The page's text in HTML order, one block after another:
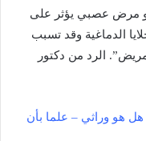
مرض عصبي يؤثر على
الدماغية وقد تسبب
الرد من دكتور
هو وراثي – علما بأن